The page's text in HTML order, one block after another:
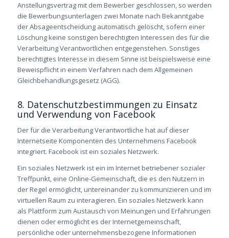
Anstellungsvertrag mit dem Bewerber geschlossen, so werden
die Bewerbungsunterlagen zwei Monate nach Bekanntgabe
der Absageentscheidung automatisch gelöscht, sofern einer
Löschung keine sonstigen berechtigten Interessen des für die
Verarbeitung Verantwortlichen entgegenstehen. Sonstiges
berechtigtes Interesse in diesem Sinne ist beispielsweise eine
Beweispflicht in einem Verfahren nach dem Allgemeinen
Gleichbehandlungsgesetz (AGG).
8. Datenschutzbestimmungen zu Einsatz
und Verwendung von Facebook
Der für die Verarbeitung Verantwortliche hat auf dieser
Internetseite Komponenten des Unternehmens Facebook
integriert. Facebook ist ein soziales Netzwerk.
Ein soziales Netzwerk ist ein im Internet betriebener sozialer
Treffpunkt, eine Online-Gemeinschaft, die es den Nutzern in
der Regel ermöglicht, untereinander zu kommunizieren und im
virtuellen Raum zu interagieren. Ein soziales Netzwerk kann
als Plattform zum Austausch von Meinungen und Erfahrungen
dienen oder ermöglicht es der Internetgemeinschaft,
persönliche oder unternehmensbezogene Informationen